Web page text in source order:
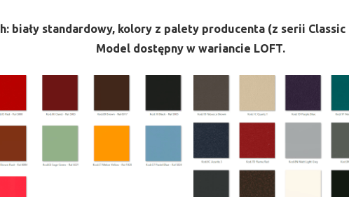
biały standardowy, kolory z palety producenta (z serii
Model dostępny w wariancie LOFT.